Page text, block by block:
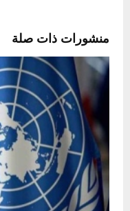
منشورات ذات صلة